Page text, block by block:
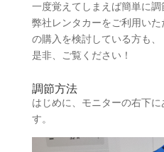
一度覚えてしまえば簡単に調
弊社レンタカーをご利用い
の購入を検討している方も、
是非、ご覧ください！
調節方法
はじめに、モニターの右下
す。